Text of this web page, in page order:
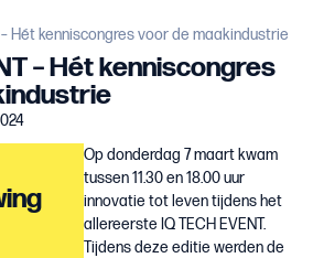
– Hét kenniscongres voor de maakindustrie
– Hét kenniscongres
Op donderdag 7 maart kwam
tussen 11.30 en 18.00 uur
innovatie tot leven tijdens het
allereerste IQ TECH EVENT.
Tijdens deze editie werden de